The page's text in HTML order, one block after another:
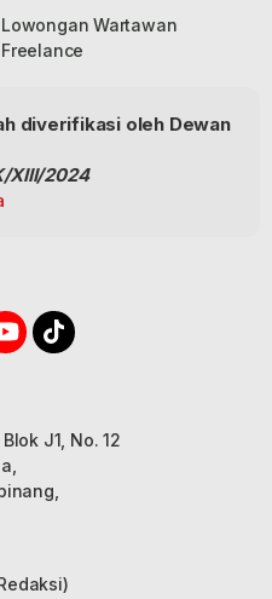
Lowongan Wartawan
Freelance
diverifikasi oleh Dewan
XIII/2024
J1, No. 12